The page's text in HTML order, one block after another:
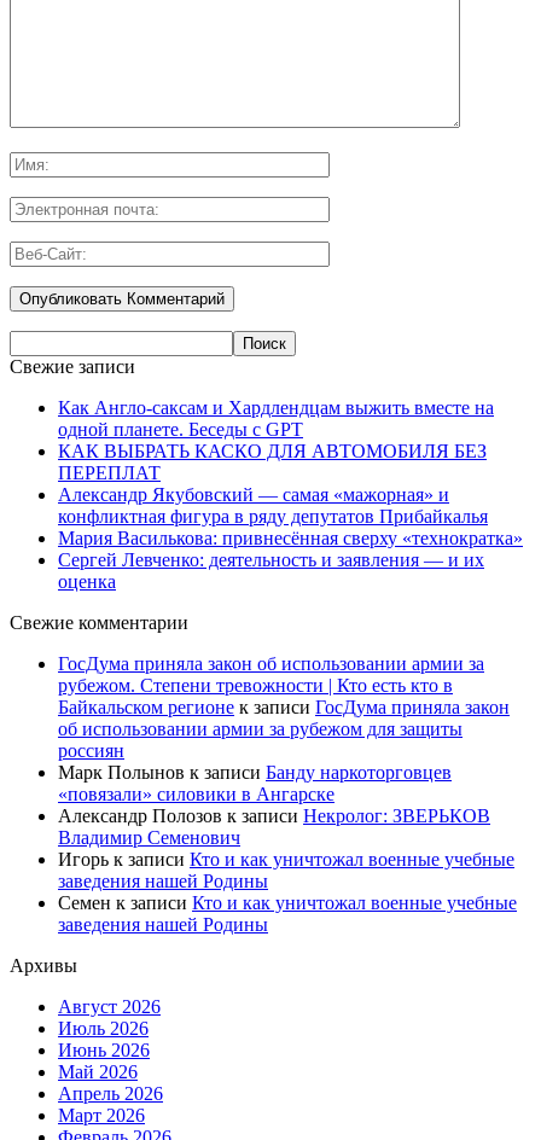
Свежие записи
Как Англо-саксам и Хардлендцам выжить вместе на
одной планете. Беседы с GPT
КАК ВЫБРАТЬ КАСКО ДЛЯ АВТОМОБИЛЯ БЕЗ
ПЕРЕПЛАТ
Александр Якубовский — самая «мажорная» и
конфликтная фигура в ряду депутатов Прибайкалья
Мария Василькова: привнесённая сверху «технократка»
Сергей Левченко: деятельность и заявления — и их
оценка
Свежие комментарии
ГосДума приняла закон об использовании армии за
рубежом. Степени тревожности | Кто есть кто в
Байкальском регионе к записи ГосДума приняла закон
об использовании армии за рубежом для защиты
россиян
Марк Полынов к записи Банду наркоторговцев
«повязали» силовики в Ангарске
Александр Полозов к записи Некролог: ЗВЕРЬКОВ
Владимир Семенович
Игорь к записи Кто и как уничтожал военные учебные
заведения нашей Родины
Семен к записи Кто и как уничтожал военные учебные
заведения нашей Родины
Архивы
Август 2026
Июль 2026
Июнь 2026
Май 2026
Апрель 2026
Март 2026